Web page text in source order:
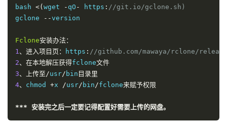
bash <( wget - qO - https : //git.io/gclone.sh)
gclone
--version
Fclone安装办法：
1、进入项目页： https : //github.com/mawaya/rclone/releases
2、在本地解压获得fclone文件
3、上传至/usr/ bin 目录里
4、 chmod +x /usr/ bin/fclone来赋予权限
*** 安装完之后一定要记得配置好需要上传的网盘。